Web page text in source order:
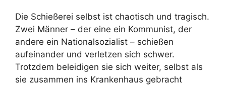
Die Schießerei selbst ist chaotisch und tragisch.
Zwei Männer – der eine ein Kommunist, der
andere ein Nationalsozialist – schießen
aufeinander und verletzen sich schwer.
Trotzdem beleidigen sie sich weiter, selbst als
sie zusammen ins Krankenhaus gebracht